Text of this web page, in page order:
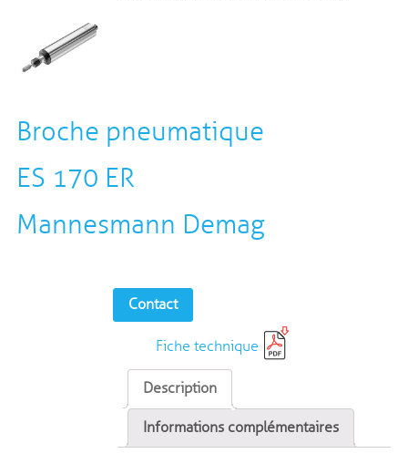
Broche pneumatique
ES 170 ER
Mannesmann Demag
Contact
Fiche technique
Description
Informations complémentaires